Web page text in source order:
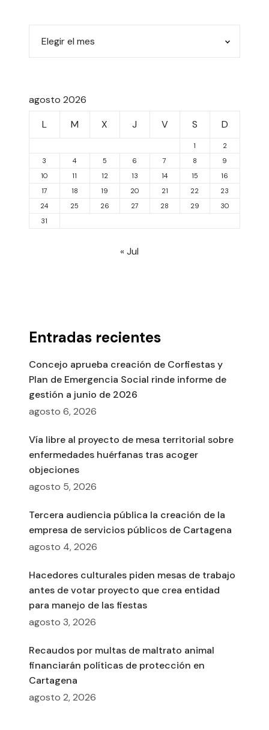
agosto 2026
L
M X J V S D
1
2
3
4 5 6 7 8
9
10
11 12 13 14 15
16
17
18 19 20 21 22
23
24
25 26 27 28 29
30
31
« Jul
Entradas recientes
Concejo aprueba creación de Corfiestas y
Plan de Emergencia Social rinde informe de
gestión a junio de 2026
agosto 6, 2026
Vía libre al proyecto de mesa territorial sobre
enfermedades huérfanas tras acoger
objeciones
agosto 5, 2026
Tercera audiencia pública la creación de la
empresa de servicios públicos de Cartagena
agosto 4, 2026
Hacedores culturales piden mesas de trabajo
antes de votar proyecto que crea entidad
para manejo de las fiestas
agosto 3, 2026
Recaudos por multas de maltrato animal
financiarán políticas de protección en
Cartagena
agosto 2, 2026